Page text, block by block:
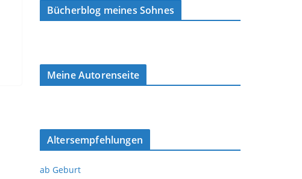
Bücherblog meines Sohnes
Meine Autorenseite
Altersempfehlungen
ab Geburt